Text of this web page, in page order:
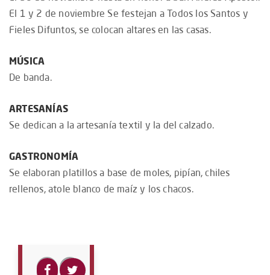
El 1 y 2 de noviembre Se festejan a Todos los Santos y
Fieles Difuntos, se colocan altares en las casas.
MÚSICA
De banda.
ARTESANÍAS
Se dedican a la artesanía textil y la del calzado.
GASTRONOMÍA
Se elaboran platillos a base de moles, pipían, chiles
rellenos, atole blanco de maíz y los chacos.